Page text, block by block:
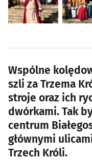
Wspólne
szli za Trzema
stroje oraz ich
dwórkami. Tak
centrum
głównymi
Trzech Króli.